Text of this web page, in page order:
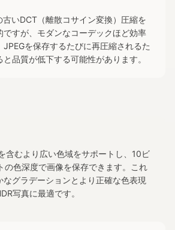
いDCT（離散コサイン変換）圧縮を
ですが、モダンなコーデックほど効率
を保存するたびに再圧縮されるた
品質が低下する可能性があります。
含むより広い色域をサポートし、10ビ
の色深度で画像を保存できます。これ
なグラデーションとより正確な色表現
写真に最適です。